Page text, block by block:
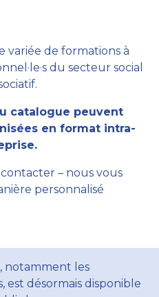
variée de formations à
du secteur social
catalogue peuvent
en format intra-
contacter – nous vous
personnalisé
notamment les
est désormais disponible